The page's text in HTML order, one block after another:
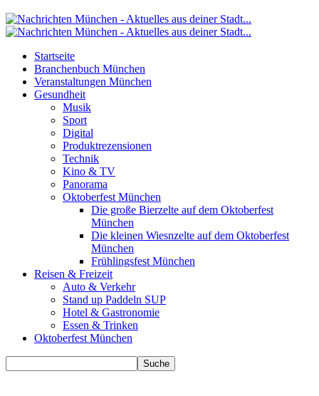
Startseite
Branchenbuch München
Veranstaltungen München
Gesundheit
Musik
Sport
Digital
Produktrezensionen
Technik
Kino & TV
Panorama
Oktoberfest München
Die große Bierzelte auf dem Oktoberfest
München
Die kleinen Wiesnzelte auf dem Oktoberfest
München
Frühlingsfest München
Reisen & Freizeit
Auto & Verkehr
Stand up Paddeln SUP
Hotel & Gastronomie
Essen & Trinken
Oktoberfest München